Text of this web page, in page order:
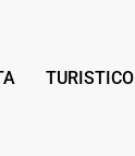
TURISTICO